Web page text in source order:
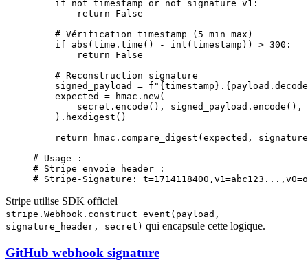
    if
not timestamp or not signature_v1:
        return
False
    # Vérification timestamp (5 min max)
    if
abs (time.time() - int (timestamp)) > 300 :
        return
False
    # Reconstruction signature
    signed_payload
= f " { timestamp } . {
    expected
= hmac.new(
secret.encode(), signed_payload.encode(),
    ).hexdigest()
    return
hmac.compare_digest(expected,
# Usage :
# Stripe envoie header :
# Stripe-Signature:
Stripe utilise SDK officiel
stripe.Webhook.construct_event(payload,
signature_header, secret) qui encapsule cette logique.
GitHub webhook signature